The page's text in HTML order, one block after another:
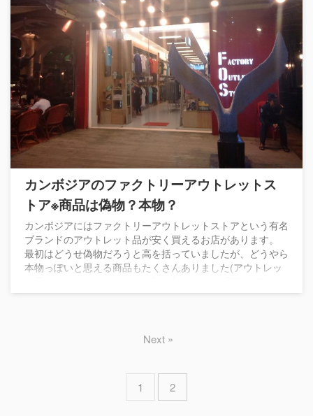
カンボジアのファクトリーアウトレットス
トア※商品は偽物？本物？
カンボジアにはファクトリーアウトレットストアという有名
ブランドのアウトレット品が安く買えるお店があります。
最初はどうせ偽物だろうと高を括っていましたが、どうやら
本物っぽいと思える商品もたくさんありました(アウトレッ
お店を中心に紹介したいと思います。
1 2
Next »